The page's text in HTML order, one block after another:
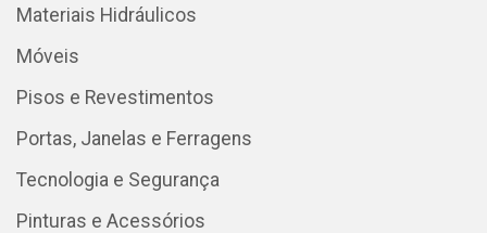
Materiais Hidráulicos
Móveis
Pisos e Revestimentos
Portas, Janelas e Ferragens
Tecnologia e Segurança
Pinturas e Acessórios